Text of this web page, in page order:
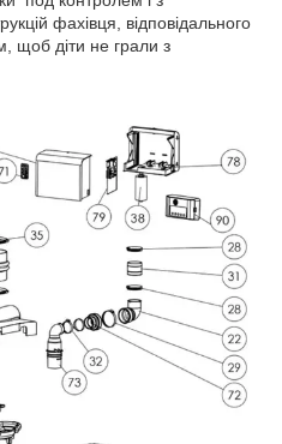
фахівця, відповідального
щоб діти не грали з